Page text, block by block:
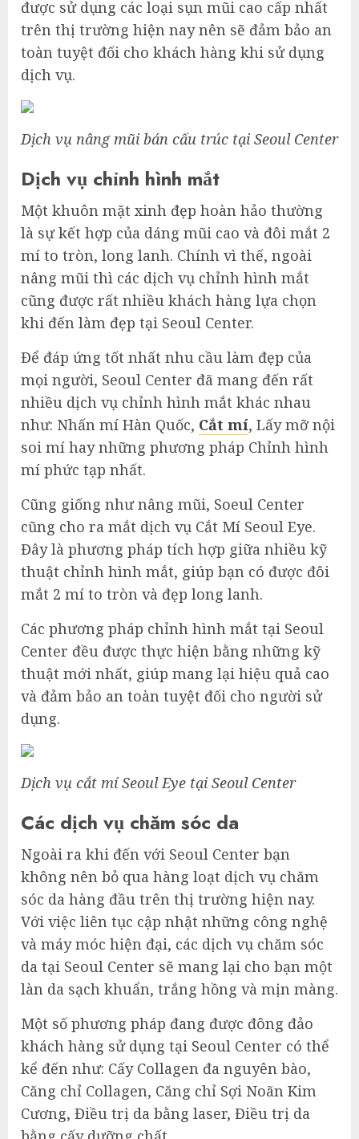
được sử dụng các loại sụn mũi cao cấp nhất
trên thị trường hiện nay nên sẽ đảm bảo an
toàn tuyệt đối cho khách hàng khi sử dụng
dịch vụ.
Dịch vụ nâng mũi bán cấu trúc tại Seoul Center
Dịch vụ chỉnh hình mắt
Một khuôn mặt xinh đẹp hoàn hảo thường
là sự kết hợp của dáng mũi cao và đôi mắt 2
mí to tròn, long lanh. Chính vì thế, ngoài
nâng mũi thì các dịch vụ chỉnh hình mắt
cũng được rất nhiều khách hàng lựa chọn
khi đến làm đẹp tại Seoul Center.
Để đáp ứng tốt nhất nhu cầu làm đẹp của
mọi người, Seoul Center đã mang đến rất
nhiều dịch vụ chỉnh hình mắt khác nhau
như: Nhấn mí Hàn Quốc, Cắt mí, Lấy mỡ nội
soi mí hay những phương pháp Chỉnh hình
mí phức tạp nhất.
Cũng giống như nâng mũi, Soeul Center
cũng cho ra mắt dịch vụ Cắt Mí Seoul Eye.
Đây là phương pháp tích hợp giữa nhiều kỹ
thuật chỉnh hình mắt, giúp bạn có được đôi
mắt 2 mí to tròn và đẹp long lanh.
Các phương pháp chỉnh hình mắt tại Seoul
Center đều được thực hiện bằng những kỹ
thuật mới nhất, giúp mang lại hiệu quả cao
và đảm bảo an toàn tuyệt đối cho người sử
dụng.
Dịch vụ cắt mí Seoul Eye tại Seoul Center
Các dịch vụ chăm sóc da
Ngoài ra khi đến với Seoul Center bạn
không nên bỏ qua hàng loạt dịch vụ chăm
sóc da hàng đầu trên thị trường hiện nay.
Với việc liên tục cập nhật những công nghệ
và máy móc hiện đại, các dịch vụ chăm sóc
da tại Seoul Center sẽ mang lại cho bạn một
làn da sạch khuẩn, trắng hồng và mịn màng.
Một số phương pháp đang được đông đảo
khách hàng sử dụng tại Seoul Center có thể
kể đến như: Cấy Collagen đa nguyên bào,
Căng chỉ Collagen, Căng chỉ Sợi Noãn Kim
Cương, Điều trị da bằng laser, Điều trị da